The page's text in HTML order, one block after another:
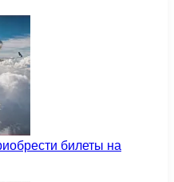
билеты на